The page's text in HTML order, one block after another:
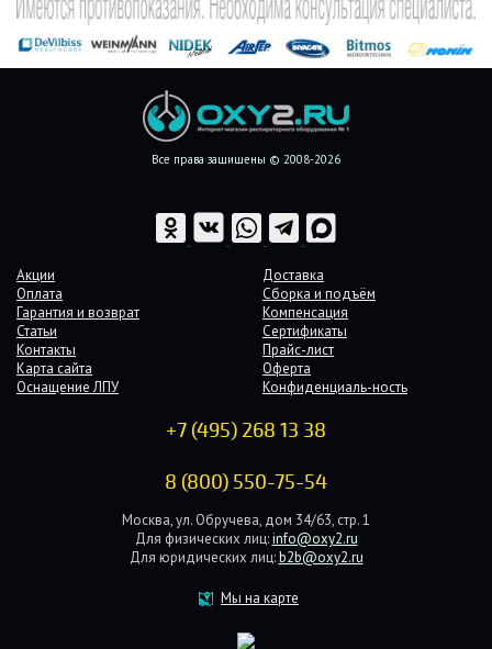
Все права защищены © 2008-2026
Акции
Доставка
Оплата
Сборка и подъём
Гарантия и возврат
Компенсация
Статьи
Сертификаты
Контакты
Прайс-лист
Карта сайта
Оферта
Оснащение ЛПУ
Конфиденциаль-ность
+7 (495) 268 13 38
8 (800) 550-75-54
Москва, ул. Обручева, дом 34/63, стр. 1
Для физических лиц: info@oxy2.ru
Для юридических лиц: b2b@oxy2.ru
Мы на карте